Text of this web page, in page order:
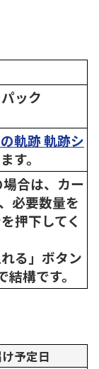
ック
軌跡 軌跡シ
す。
合は、カー
必要数量を
押下してく
る」ボタン
構です。
予定日